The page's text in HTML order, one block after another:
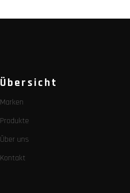
Übersicht
Marken
Produkte
Über uns
Kontakt